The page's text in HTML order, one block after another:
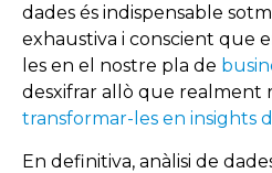
dades és indispensable
exhaustiva i conscient que
les en el nostre pla de
desxifrar allò que realment
transformar-les en insights
En definitiva, anàlisi de